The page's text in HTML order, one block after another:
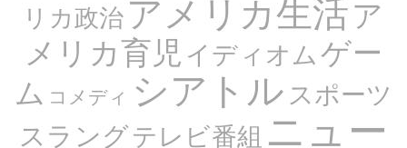
リカ政治アメリカ生活ア
メリカ育児 イディオムゲー
ム コメディ シアトル スポーツ
スラングテレビ番組 ニュー